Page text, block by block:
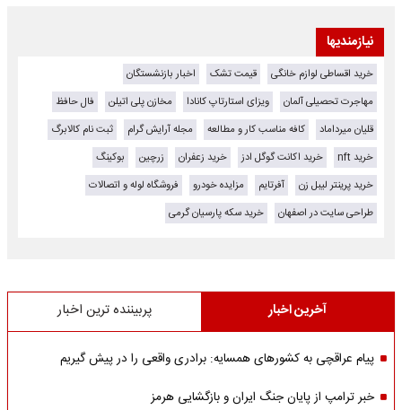
نیازمندیها
خرید اقساطی لوازم خانگی قیمت تشک
اخبار بازنشستگان
مهاجرت تحصیلی آلمان
ویزای استارتاپ کانادا مخازن پلی اتیلن
فال حافظ
قلیان میرداماد
کافه مناسب کار و مطالعه مجله آرایش گرام
ثبت نام کالابرگ
خرید nft
خرید اکانت گوگل ادز خرید زعفران زرچین
بوکینگ
خرید پرینتر لیبل زن
آفرتایم مزایده خودرو
فروشگاه لوله و اتصالات
طراحی سایت در اصفهان
خرید سکه پارسیان گرمی
آخرین اخبار پربیننده ترین اخبار
پیام عراقچی به کشورهای همسایه: برادری واقعی را در پیش گیریم
خبر ترامپ از پایان جنگ ایران و بازگشایی هرمز